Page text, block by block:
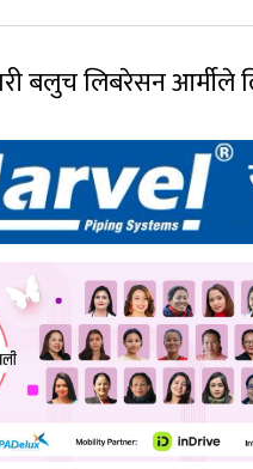
बलुच लिबरेसन आर्मीले